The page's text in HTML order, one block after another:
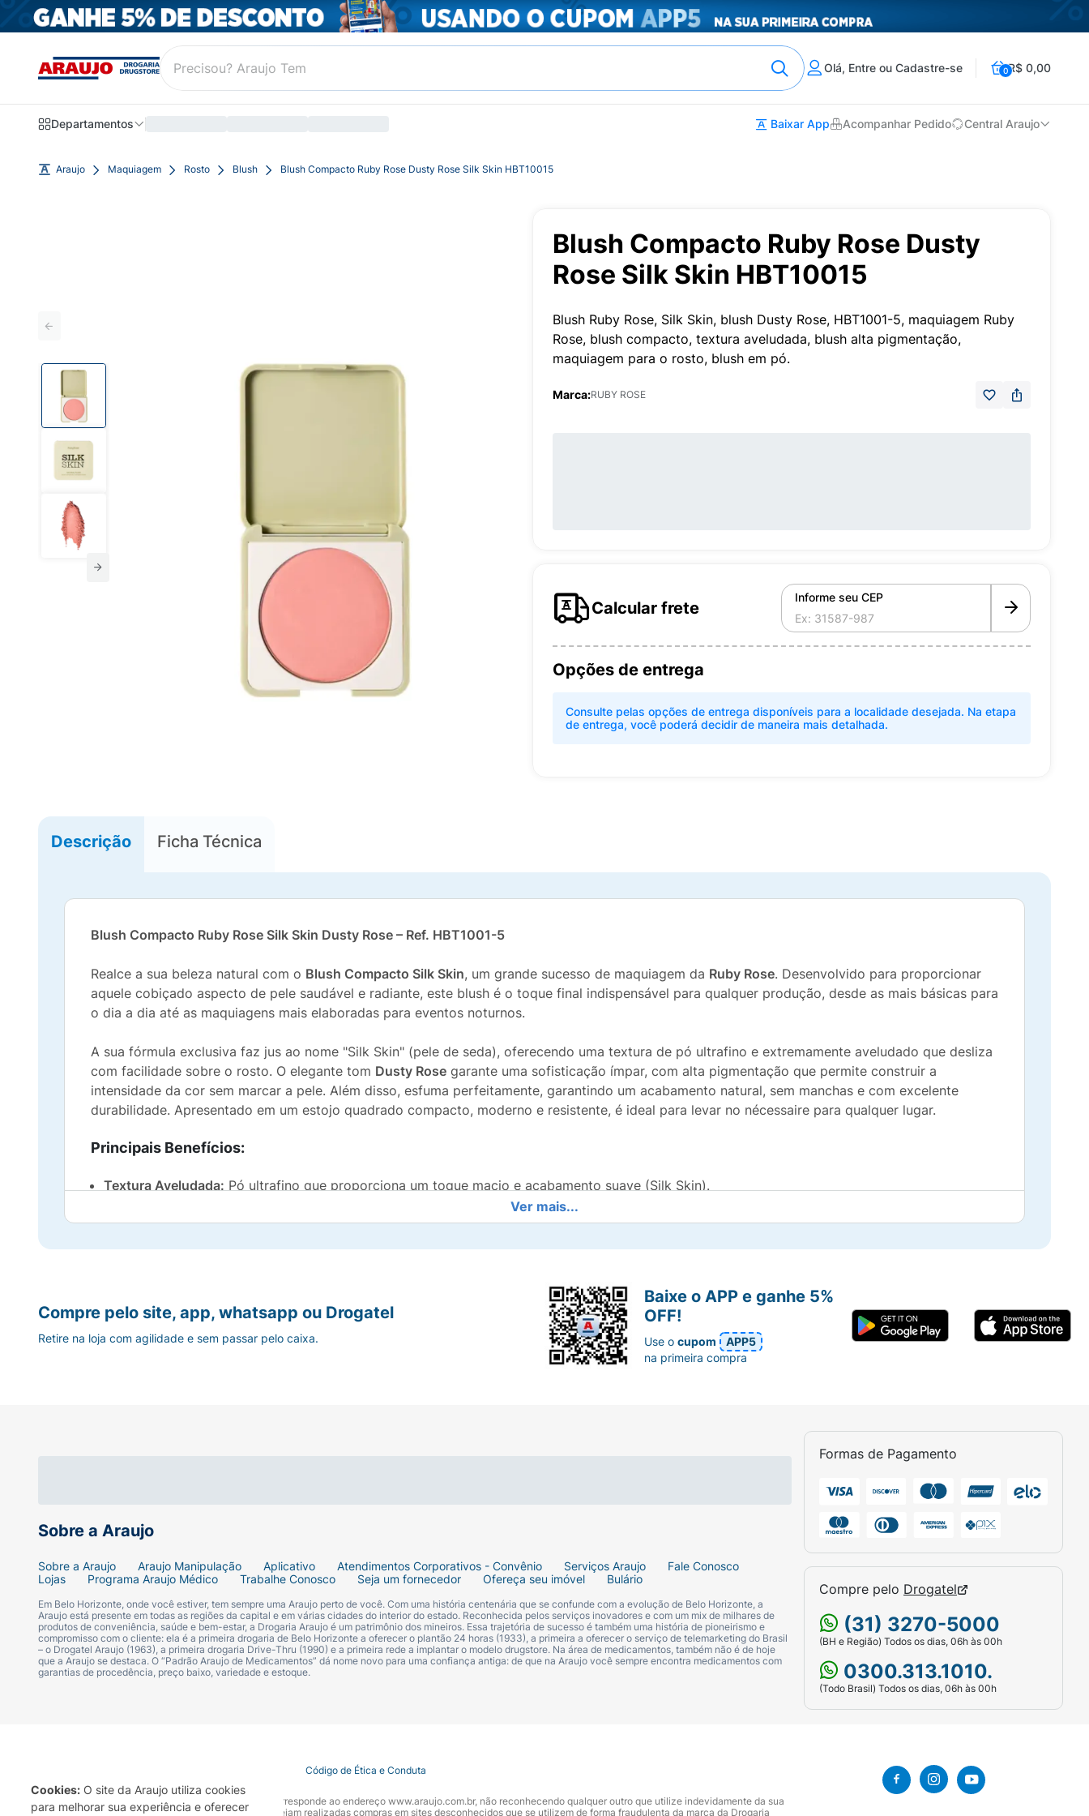
Cookies: O site da Araujo utiliza cookies
para melhorar sua experiência e oferecer
Olá, Entre ou Cadastre-se 0R$ 0,00
Departamentos Baixar App Acompanhar Pedido Central Araujo
Araujo Maquiagem Rosto Blush Blush Compacto Ruby Rose Dusty Rose Silk Skin HBT10015
Blush Compacto Ruby Rose Dusty
Rose Silk Skin HBT10015
Blush Ruby Rose, Silk Skin, blush Dusty Rose, HBT1001-5, maquiagem Ruby
Rose, blush compacto, textura aveludada, blush alta pigmentação,
maquiagem para o rosto, blush em pó.
Marca:RUBY ROSE
Calcular frete
Informe seu CEP
Opções de entrega
Consulte pelas opções de entrega disponíveis para a localidade desejada. Na etapa
de entrega, você poderá decidir de maneira mais detalhada.
Descrição Ficha Técnica
Blush Compacto Ruby Rose Silk Skin Dusty Rose – Ref. HBT1001-5
Realce a sua beleza natural com o Blush Compacto Silk Skin, um grande sucesso de maquiagem da Ruby Rose. Desenvolvido para proporcionar
aquele cobiçado aspecto de pele saudável e radiante, este blush é o toque final indispensável para qualquer produção, desde as mais básicas para
o dia a dia até as maquiagens mais elaboradas para eventos noturnos.
A sua fórmula exclusiva faz jus ao nome "Silk Skin" (pele de seda), oferecendo uma textura de pó ultrafino e extremamente aveludado que desliza
com facilidade sobre o rosto. O elegante tom Dusty Rose garante uma sofisticação ímpar, com alta pigmentação que permite construir a
intensidade da cor sem marcar a pele. Além disso, esfuma perfeitamente, garantindo um acabamento natural, sem manchas e com excelente
durabilidade. Apresentado em um estojo quadrado compacto, moderno e resistente, é ideal para levar no nécessaire para qualquer lugar.
Principais Benefícios:
Textura Aveludada: Pó ultrafino que proporciona um toque macio e acabamento suave (Silk Skin).
Alta Pigmentação:Cor vibrante e intensa desde a primeira aplicação, permitindo a construção de camadas.
Longa Duração: Fixação prolongada para manter o seu aspecto radiante ao longo de todo o dia.
Embalagem Prática:Estojo compacto e seguro, perfeito para o uso diário, viagens e eventuais retoques.
remover o excesso de pó. Aplique suavemente sobre as maçãs do rosto (no ponto mais alto ao sorrir), esfumando delicadamente em movimentos
Marca:Ruby Rose.
Linha:Silk Skin.
Produto:Blush Compacto em Pó.
Tom/Variante:Dusty Rose.
Modelo/Referência:HBT1001-5.
Aplique com um pincel ou esponja até adquirir a cor desejada.
Ver mais...
Sobre a Araujo
Sobre a Araujo Araujo Manipulação Aplicativo Atendimentos Corporativos - Convênio Serviços Araujo
Fale Conosco
Lojas
Programa Araujo Médico Trabalhe Conosco Seja um fornecedor Ofereça seu imóvel Bulário
Em Belo Horizonte, onde você estiver, tem sempre uma Araujo perto de você. Com uma história centenária que se confunde com a evolução de Belo Horizonte, a
Araujo está presente em todas as regiões da capital e em várias cidades do interior do estado. Reconhecida pelos serviços inovadores e com um mix de milhares de
produtos de conveniência, saúde e bem-estar, a Drogaria Araujo é um patrimônio dos mineiros. Essa trajetória de sucesso é também uma história de pioneirismo e
compromisso com o cliente: ela é a primeira drogaria de Belo Horizonte a oferecer o plantão 24 horas (1933), a primeira a oferecer o serviço de telemarketing do Brasil
– o Drogatel Araujo (1963), a primeira drogaria Drive-Thru (1990) e a primeira rede a implantar o modelo drugstore. Na área de medicamentos, também não é de hoje
que a Araujo se destaca. O “Padrão Araujo de Medicamentos” dá nome novo para uma confiança antiga: de que na Araujo você sempre encontra medicamentos com
garantias de procedência, preço baixo, variedade e estoque.
Formas de Pagamento
Compre pelo Drogatel
(31) 3270-5000
(BH e Região) Todos os dias, 06h às 00h
0300.313.1010.
(Todo Brasil) Todos os dias, 06h às 00h
Compre pelo site, app, whatsapp ou Drogatel
Retire na loja com agilidade e sem passar pelo caixa.
Baixe o APP e ganhe 5%
OFF!
Use ocupom
APP5
na primeira compra
Código de Ética e Conduta
A Drogaria Araujo S/A informa que o seu site oficial corresponde ao endereço www.araujo.com.br, não reconhecendo qualquer outro que utilize indevidamente da sua
marca. Para sua segurança recomendamos que não sejam realizadas compras em sites desconhecidos que se utilizem de forma fraudulenta da marca da Drogaria